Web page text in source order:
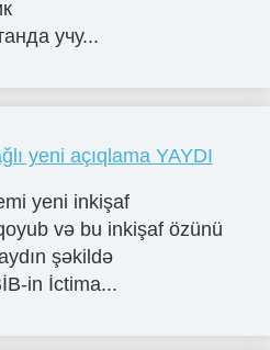
учу...
yeni açıqlama YAYDI
yeni inkişaf
və bu inkişaf özünü
şəkildə
in İctima...